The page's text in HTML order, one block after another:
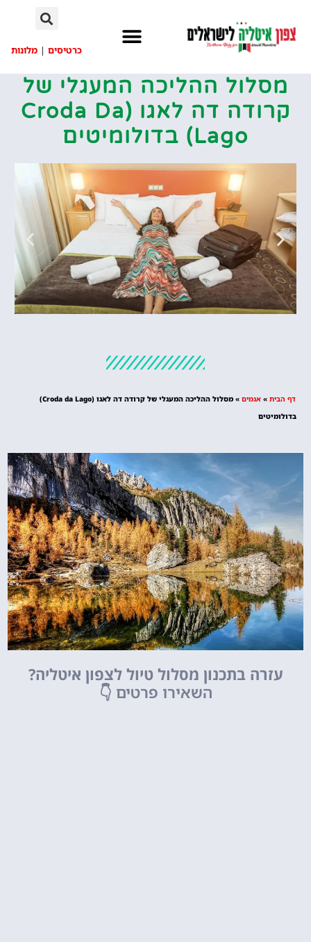
כרטיסים | מלונות
מסלול ההליכה המעגלי של
קרודה דה לאגו (Croda Da
Lago) בדולומיטים
מציאת מלון
דף הבית » אגמים »
מסלול ההליכה המעגלי של קרודה דה לאגו (Croda da Lago)
בדולומיטים
עזרה בתכנון מסלול טיול לצפון איטליה?
השאירו פרטים 👇